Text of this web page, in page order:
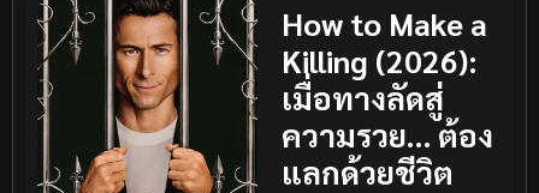
How to Make a
Killing (2026):
เมื่อทางลัดสู่
ความรวย… ต้อง
แลกด้วยชีวิต